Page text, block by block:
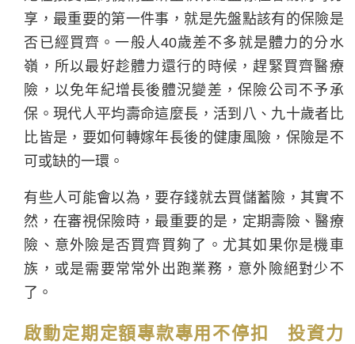
享，最重要的第一件事，就是先盤點該有的保險是
否已經買齊。一般人40歲差不多就是體力的分水
嶺，所以最好趁體力還行的時候，趕緊買齊醫療
險，以免年紀增長後體況變差，保險公司不予承
保。現代人平均壽命這麼長，活到八、九十歲者比
比皆是，要如何轉嫁年長後的健康風險，保險是不
可或缺的一環。
有些人可能會以為，要存錢就去買儲蓄險，其實不
然，在審視保險時，最重要的是，定期壽險、醫療
險、意外險是否買齊買夠了。尤其如果你是機車
族，或是需要常常外出跑業務，意外險絕對少不
了。
啟動定期定額專款專用不停扣 投資力